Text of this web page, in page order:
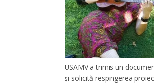
USAMV a trimis un
și solicită respingerea